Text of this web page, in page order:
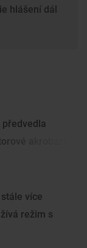
hlášení dál
akrobacii
více
režim s